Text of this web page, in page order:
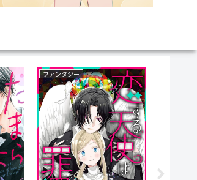
乗り物(車両)